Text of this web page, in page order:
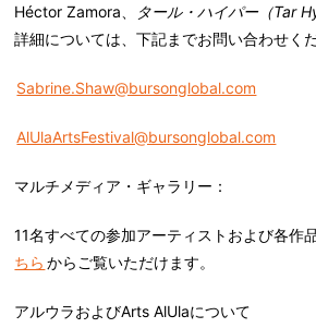
Héctor Zamora
タール・ハイパー（Tar
詳細については、下記までお問い合わせくだ
Sabrine.Shaw@bursonglobal.com
AlUlaArtsFestival@bursonglobal.com
マルチメディア・ギャラリー：
11名すべての参加アーティストおよび各作
ちら からご覧いただけます。
アルウラおよびArts AlUlaについて